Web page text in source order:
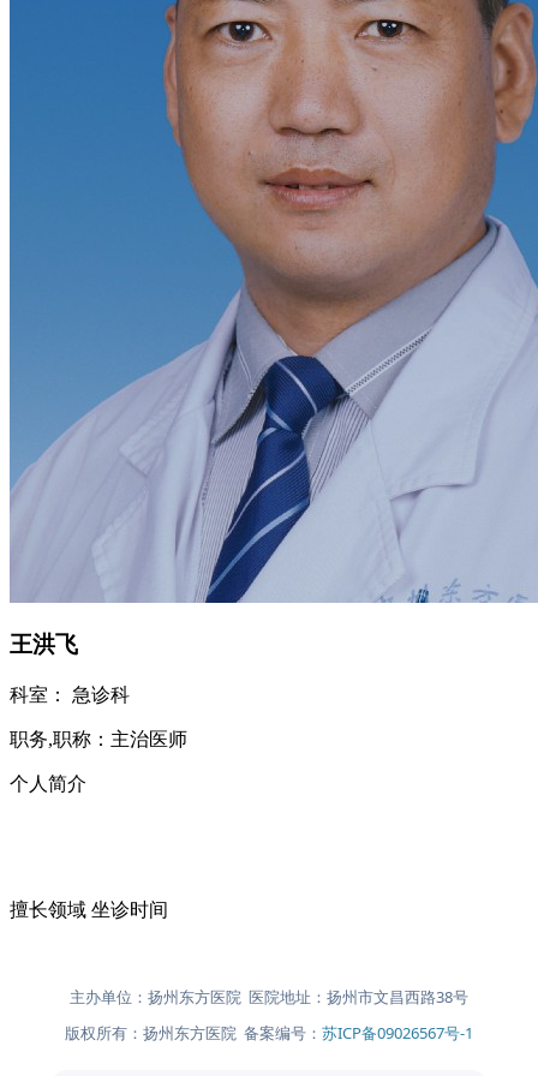
王洪飞
科室： 急诊科
职务,职称： 主治医师
个人简介
擅长领域 坐诊时间
主办单位：扬州东方医院 医院地址：扬州市文昌西路38号
版权所有：扬州东方医院 备案编号： 苏ICP备09026567号-1